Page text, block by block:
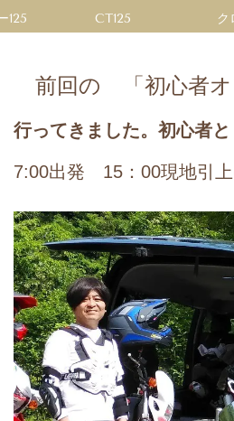
125 CT125 ク
前回の 「初心者
行ってきました。初心者
7:00出発 15：00現地引上